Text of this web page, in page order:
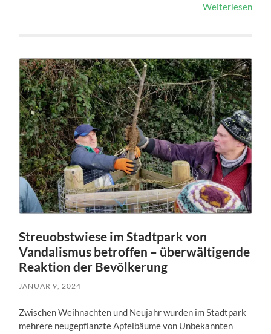
Weiterlesen
Streuobstwiese im Stadtpark von
Vandalismus betroffen – überwältigende
Reaktion der Bevölkerung
JANUAR 9, 2024
Zwischen Weihnachten und Neujahr wurden im Stadtpark
mehrere neugepflanzte Apfelbäume von Unbekannten